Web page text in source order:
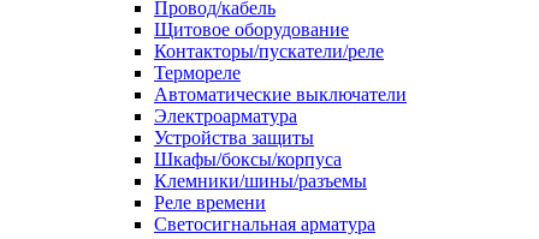
Провод/кабель
Щитовое оборудование
Контакторы/пускатели/реле
Термореле
Автоматические выключатели
Электроарматура
Устройства защиты
Шкафы/боксы/корпуса
Клемники/шины/разъемы
Реле времени
Светосигнальная арматура